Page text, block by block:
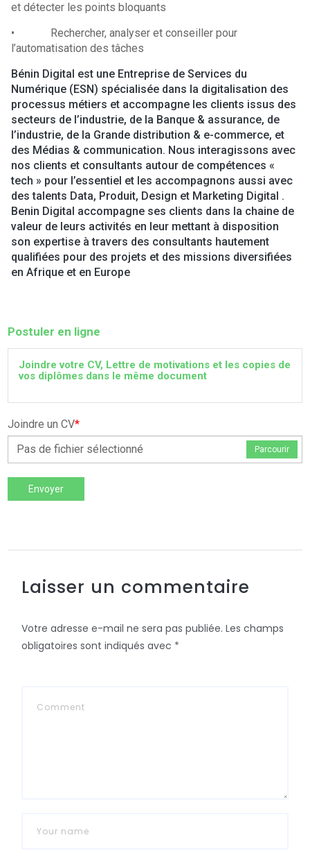
et détecter les points bloquants
• Rechercher, analyser et conseiller pour
l’automatisation des tâches
Bénin Digital est une Entreprise de Services du
Numérique (ESN) spécialisée dans la digitalisation des
processus métiers et accompagne les clients issus des
secteurs de l’industrie, de la Banque & assurance, de
l’industrie, de la Grande distribution & e-commerce, et
des Médias & communication. Nous interagissons avec
nos clients et consultants autour de compétences «
tech » pour l’essentiel et les accompagnons aussi avec
des talents Data, Produit, Design et Marketing Digital .
Benin Digital accompagne ses clients dans la chaine de
valeur de leurs activités en leur mettant à disposition
son expertise à travers des consultants hautement
qualifiées pour des projets et des missions diversifiées
en Afrique et en Europe
Postuler en ligne
Joindre votre CV, Lettre de motivations et les copies de
vos diplômes dans le même document
Joindre un CV*
Pas de fichier sélectionné
Parcourir
Envoyer
Laisser un commentaire
Votre adresse e-mail ne sera pas publiée. Les champs
obligatoires sont indiqués avec *